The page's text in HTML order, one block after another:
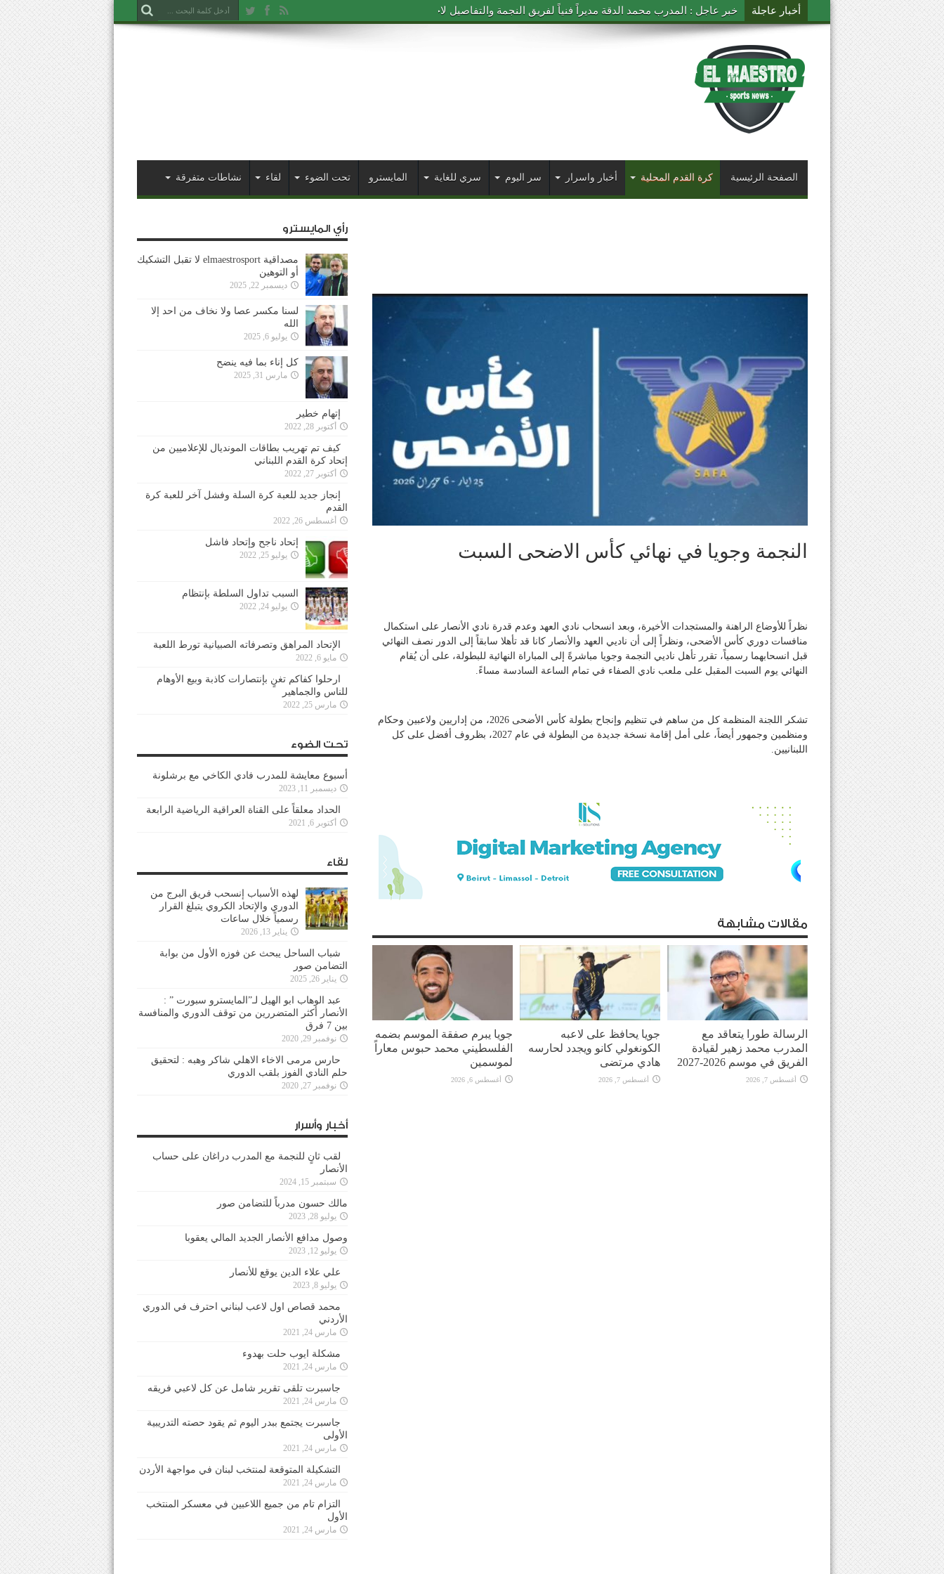
أخبار عاجلة خبر عاجل : المدرب محمد الدقة مديراً فنياً لفريق النجمة والتفاصيل لاحقاً
الصفحة الرئيسية كرة القدم المحلية أخبار واسرار سر اليوم سري للغاية المايسترو تحت الضوء لقاء نشاطات متفرقة
النجمة وجويا في نهائي كأس الاضحى السبت
نظراً للأوضاع الراهنة والمستجدات الأخيرة، وبعد انسحاب نادي العهد وعدم قدرة نادي الأنصار على استكمال
منافسات دوري كأس الأضحى، ونظراً إلى أن ناديي العهد والأنصار كانا قد تأهلا سابقاً إلى الدور نصف النهائي
قبل انسحابهما رسمياً، تقرر تأهل ناديي النجمة وجويا مباشرةً إلى المباراة النهائية للبطولة، على أن يُقام
النهائي يوم السبت المقبل على ملعب نادي الصفاء في تمام الساعة السادسة مساءً.
تشكر اللجنة المنظمة كل من ساهم في تنظيم وإنجاح بطولة كأس الأضحى 2026، من إداريين ولاعبين وحكام
ومنظمين وجمهور أيضاً، على أمل إقامة نسخة جديدة من البطولة في عام 2027، بظروف أفضل على كل
اللبنانيين.
مقالات مشابهة
الرسالة طورا يتعاقد مع
المدرب محمد زهير لقيادة
الفريق في موسم 2026-2027
أغسطس 7, 2026
جويا يحافظ على لاعبه
الكونغولي كانو ويجدد لحارسه
هادي مرتضى
أغسطس 7, 2026
جويا يبرم صفقة الموسم بضمه
الفلسطيني محمد حبوس معاراً
لموسمين
أغسطس 6, 2026
رأي المايسترو
مصداقية elmaestrosport لا تقبل التشكيك
أو التوهين
ديسمبر 22, 2025
لسنا مكسر عصا ولا نخاف من احد إلا
الله
يوليو 6, 2025
كل إناء بما فيه ينضح
مارس 31, 2025
إتهام خطير
أكتوبر 28, 2022
كيف تم تهريب بطاقات المونديال للإعلاميين من
إتحاد كرة القدم اللبناني
أكتوبر 27, 2022
إنجاز جديد للعبة كرة السلة وفشل آخر للعبة كرة
القدم
أغسطس 26, 2022
إتحاد ناجح وإتحاد فاشل
يوليو 25, 2022
السبب تداول السلطة بإنتظام
يوليو 24, 2022
الإتحاد المراهق وتصرفاته الصبيانية تورط اللعبة
مايو 6, 2022
ارحلوا كفاكم تغنٍ بإنتصارات كاذبة وبيع الأوهام
للناس والجماهير
مارس 25, 2022
تحت الضوء
أسبوع معايشة للمدرب فادي الكاخي مع برشلونة
ديسمبر 11, 2023
الحداد معلقاً على القناة العراقية الرياضية الرابعة
أكتوبر 6, 2021
لقاء
لهذه الأسباب إنسحب فريق البرج من
الدوري والإتحاد الكروي يتبلغ القرار
رسمياً خلال ساعات
يناير 13, 2026
شباب الساحل يبحث عن فوزه الأول من بوابة
التضامن صور
يناير 26, 2025
عبد الوهاب ابو الهيل لـ”المايسترو سبورت ” :
الأنصار أكثر المتضررين من توقف الدوري والمنافسة
بين 7 فرق
نوفمبر 29, 2020
حارس مرمى الاخاء الاهلي شاكر وهبه : لتحقيق
حلم النادي الفوز بلقب الدوري
نوفمبر 27, 2020
أخبار وأسرار
لقب ثانٍ للنجمة مع المدرب دراغان على حساب
الأنصار
سبتمبر 15, 2024
مالك حسون مدرباً للتضامن صور
يوليو 28, 2023
وصول مدافع الأنصار الجديد المالي يعقوبا
يوليو 12, 2023
علي علاء الدين يوقع للأنصار
يوليو 8, 2023
محمد قصاص اول لاعب لبناني احترف في الدوري
الأردني
مارس 24, 2021
مشكلة ايوب حلت بهدوء
مارس 24, 2021
جاسبرت تلقى تقرير شامل عن كل لاعبي فريقه
مارس 24, 2021
جاسبرت يجتمع ببدر اليوم ثم يقود حصته التدريبية
الأولى
مارس 24, 2021
التشكيلة المتوقعة لمنتخب لبنان في مواجهة الأردن
مارس 24, 2021
التزام تام من جميع اللاعبين في معسكر المنتخب
الأول
مارس 24, 2021